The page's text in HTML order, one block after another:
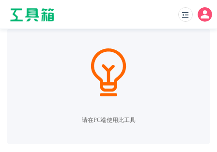
请在PC端使用此工具